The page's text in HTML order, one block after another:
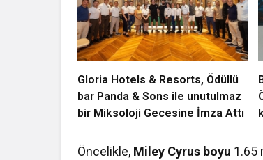
Gloria Hotels & Resorts, Ödüllü
bar Panda & Sons ile unutulmaz
bir Miksoloji Gecesine İmza Attı
Öncelikle, Miley Cyrus boyu 1.65